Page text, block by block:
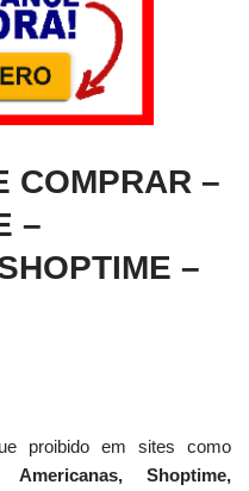
COMPRAR –
–
–
proibido em sites como
Shoptime,